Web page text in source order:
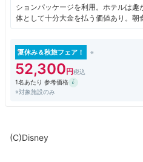
ションパッケージを利用。ホテルは
体として十分大金を払う価値あり。朝
も空いていた。
夏休み＆秋旅フェア！
52,300
1名あたり 参考価格
※対象施設のみ
(C)Disney